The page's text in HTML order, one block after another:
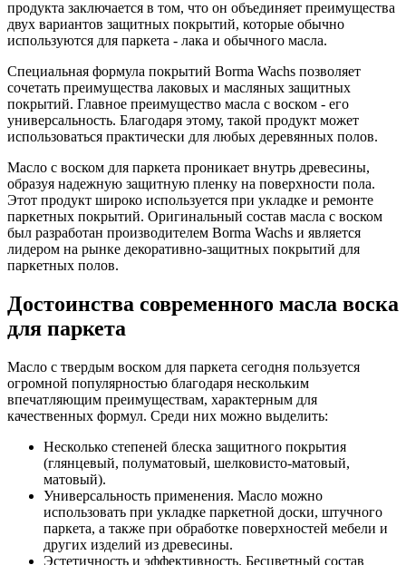
продукта заключается в том, что он объединяет преимущества
двух вариантов защитных покрытий, которые обычно
используются для паркета - лака и обычного масла.
Специальная формула покрытий Borma Wachs позволяет
сочетать преимущества лаковых и масляных защитных
покрытий. Главное преимущество масла с воском - его
универсальность. Благодаря этому, такой продукт может
использоваться практически для любых деревянных полов.
Масло с воском для паркета проникает внутрь древесины,
образуя надежную защитную пленку на поверхности пола.
Этот продукт широко используется при укладке и ремонте
паркетных покрытий. Оригинальный состав масла с воском
был разработан производителем Borma Wachs и является
лидером на рынке декоративно-защитных покрытий для
паркетных полов.
Достоинства современного масла воска
для паркета
Масло с твердым воском для паркета сегодня пользуется
огромной популярностью благодаря нескольким
впечатляющим преимуществам, характерным для
качественных формул. Среди них можно выделить:
Несколько степеней блеска защитного покрытия
(глянцевый, полуматовый, шелковисто-матовый,
матовый).
Универсальность применения. Масло можно
использовать при укладке паркетной доски, штучного
паркета, а также при обработке поверхностей мебели и
других изделий из древесины.
Эстетичность и эффективность. Бесцветный состав